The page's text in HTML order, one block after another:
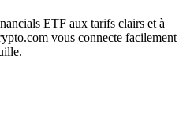
ETF aux tarifs clairs et à
vous connecte facilement